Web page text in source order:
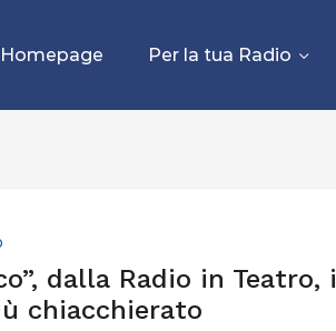
Homepage Per la tua Radio
dalla Radio in Teatro, i
chiacchierato